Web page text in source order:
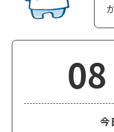
08
今